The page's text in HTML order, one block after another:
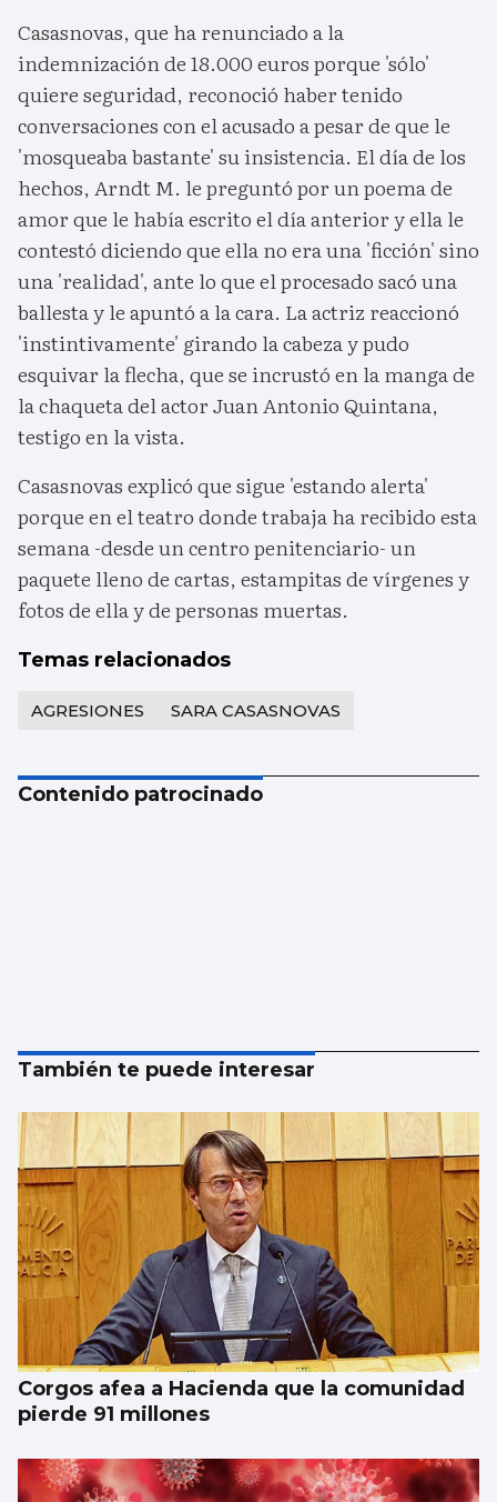
Casasnovas, que ha renunciado a la
indemnización de 18.000 euros porque 'sólo'
quiere seguridad, reconoció haber tenido
conversaciones con el acusado a pesar de que le
'mosqueaba bastante' su insistencia. El día de los
hechos, Arndt M. le preguntó por un poema de
amor que le había escrito el día anterior y ella le
contestó diciendo que ella no era una 'ficción' sino
una 'realidad', ante lo que el procesado sacó una
ballesta y le apuntó a la cara. La actriz reaccionó
'instintivamente' girando la cabeza y pudo
esquivar la flecha, que se incrustó en la manga de
la chaqueta del actor Juan Antonio Quintana,
testigo en la vista.
Casasnovas explicó que sigue 'estando alerta'
porque en el teatro donde trabaja ha recibido esta
semana -desde un centro penitenciario- un
paquete lleno de cartas, estampitas de vírgenes y
fotos de ella y de personas muertas.
Temas relacionados
AGRESIONES SARA CASASNOVAS
Contenido patrocinado
También te puede interesar
Corgos afea a Hacienda que la comunidad
pierde 91 millones